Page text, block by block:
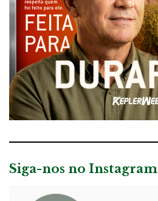
Siga-nos no Instagram